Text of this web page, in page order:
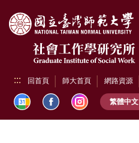
::: 回首頁 師大首頁 網路資源
繁體中文